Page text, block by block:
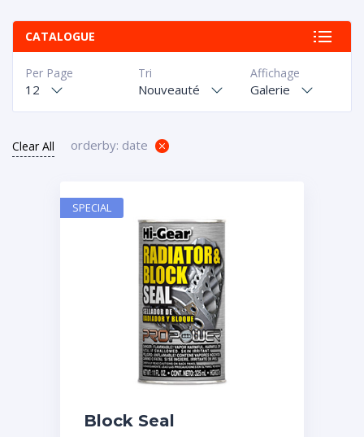
CATALOGUE
Affichage
Galerie
Tri
Nouveauté
Per Page
12
Clear All orderby: date
Block Seal
SPECIAL